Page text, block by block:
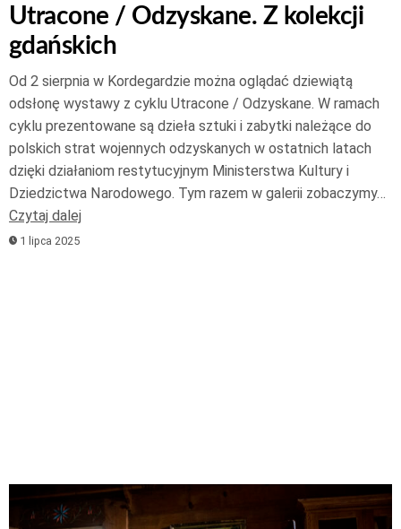
Utracone / Odzyskane. Z kolekcji
gdańskich
Od 2 sierpnia w Kordegardzie można oglądać dziewiątą
odsłonę wystawy z cyklu Utracone / Odzyskane. W ramach
cyklu prezentowane są dzieła sztuki i zabytki należące do
polskich strat wojennych odzyskanych w ostatnich latach
dzięki działaniom restytucyjnym Ministerstwa Kultury i
Dziedzictwa Narodowego. Tym razem w galerii zobaczymy…
Czytaj dalej
1 lipca 2025
Odtwarzacz
plików